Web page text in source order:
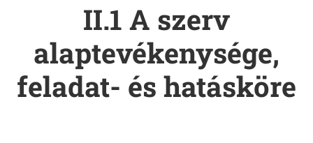
II.1 A szerv
alaptevékenysége,
feladat- és hatásköre